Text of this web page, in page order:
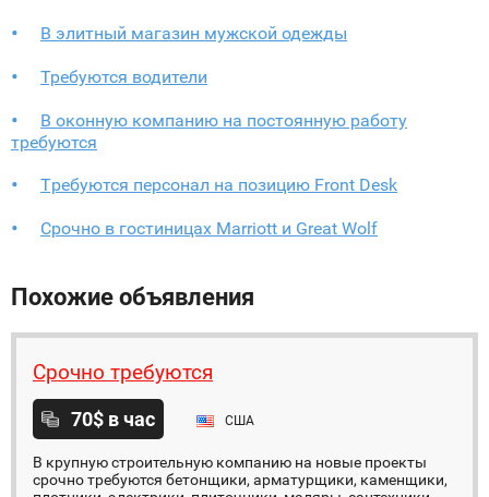
В элитный магазин мужской одежды
Требуются водители
В оконную компанию на постоянную работу
требуются
Tребуются персонал на позицию Front Desk
Срочно в гостиницах Marriott и Great Wolf
Похожие объявления
Срочно требуются
70$ в час США
В крупную строительную компанию на новые проекты
срочно требуются бетонщики, арматурщики, каменщики,